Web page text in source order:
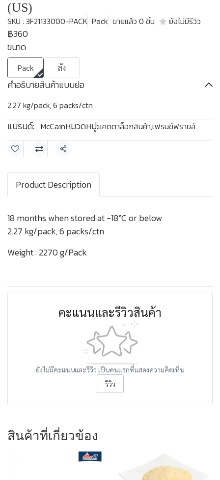
(US)
SKU : 3F21133000-PACK Pack ขายแล้ว 0 ชิ้น ยังไม่มีรีวิว
฿360
ขนาด
Pack ลัง
คำอธิบายสินค้าแบบย่อ
2.27 kg/pack, 6 packs/ctn
แบรนด์: McCainหมวดหมู่:แคตตาล็อกสินค้า,เฟรนช์ฟรายส์
แชร์
Product Description
18 months when stored at -18°C or below
2.27 kg/pack, 6 packs/ctn
Weight : 2270 g/Pack
คะแนนและรีวิวสินค้า
ยังไม่มีคะแนนและรีวิว เป็นคนแรกที่แสดงความคิดเห็น
รีวิว
สินค้าที่เกี่ยวข้อง